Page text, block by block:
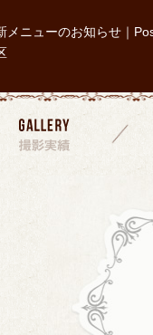
メニューのお知らせ｜
撮影実績